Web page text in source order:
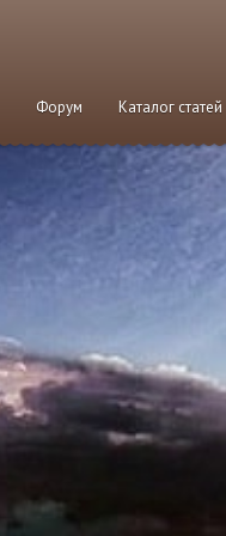
Форум Каталог статей